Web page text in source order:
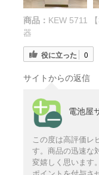
商品： KEW 5711
器
役に立った 0
サイトからの返信
電池屋
この度は高評価レ
す。商品の迅速な
変嬉しく思います